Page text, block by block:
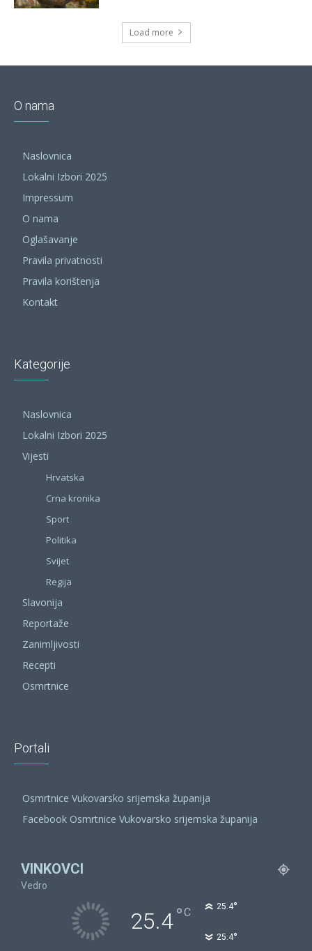
Load more
O nama
Naslovnica
Lokalni Izbori 2025
Impressum
O nama
Oglašavanje
Pravila privatnosti
Pravila korištenja
Kontakt
Kategorije
Naslovnica
Lokalni Izbori 2025
Vijesti
Hrvatska
Crna kronika
Sport
Politika
Svijet
Regija
Slavonija
Reportaže
Zanimljivosti
Recepti
Osmrtnice
Portali
Osmrtnice Vukovarsko srijemska županija
Facebook Osmrtnice Vukovarsko srijemska županija
VINKOVCI
Vedro
25.4°C 25.4°
25.4°